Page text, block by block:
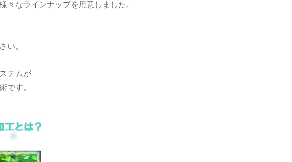
なラインナップを用意しました。
い。
テムが
です。